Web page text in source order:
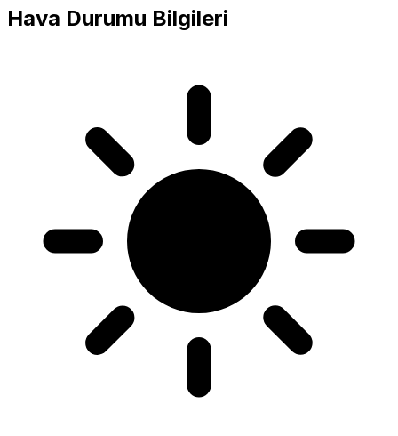
Hava Durumu Bilgileri